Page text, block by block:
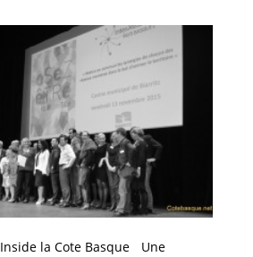
Inside la Cote Basque Une